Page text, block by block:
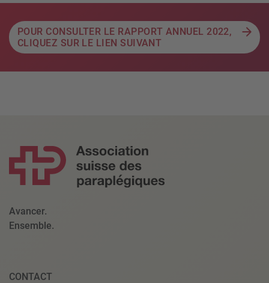
POUR CONSULTER LE RAPPORT ANNUEL 2022,
CLIQUEZ SUR LE LIEN SUIVANT
Avancer.
Ensemble.
CONTACT